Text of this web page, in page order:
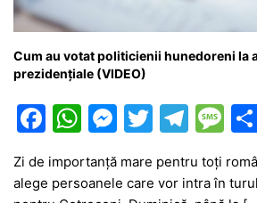
Cum au votat politicienii hunedoreni la
prezidențiale (VIDEO)
F
c
W
at
M
s
T
itt
T
e
M
s
Zi de importanță mare pentru toți
alege persoanele care vor intra în